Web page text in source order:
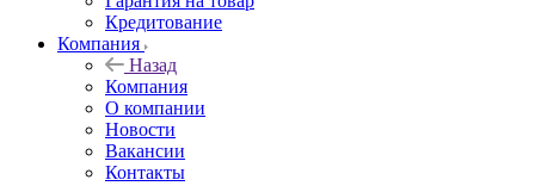
Кредитование
Компания
Назад
Компания
О компании
Новости
Вакансии
Контакты